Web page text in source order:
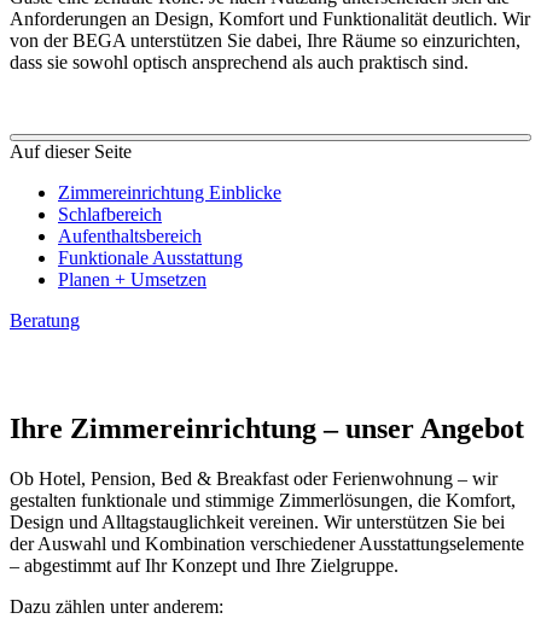
Anforderungen an Design, Komfort und Funktionalität deutlich. Wir
von der BEGA unterstützen Sie dabei, Ihre Räume so einzurichten,
dass sie sowohl optisch ansprechend als auch praktisch sind.
Auf dieser Seite
Zimmereinrichtung Einblicke
Schlafbereich
Aufenthaltsbereich
Funktionale Ausstattung
Planen + Umsetzen
Beratung
Ihre Zimmereinrichtung – unser Angebot
Ob Hotel, Pension, Bed & Breakfast oder Ferienwohnung – wir
gestalten funktionale und stimmige Zimmerlösungen, die Komfort,
Design und Alltagstauglichkeit vereinen. Wir unterstützen Sie bei
der Auswahl und Kombination verschiedener Ausstattungselemente
– abgestimmt auf Ihr Konzept und Ihre Zielgruppe.
Dazu zählen unter anderem: